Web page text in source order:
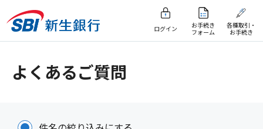
ログイン
お手続き
フォーム
各種取引・
お手続き
よくあるご質問